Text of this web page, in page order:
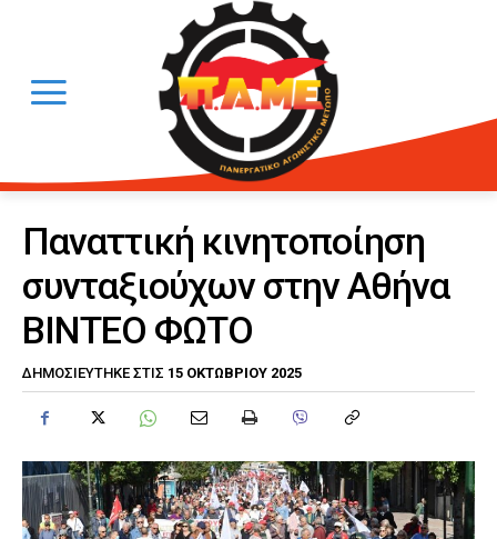
Παναττική κινητοποίηση
συνταξιούχων στην Αθήνα
ΒΙΝΤΕΟ ΦΩΤΟ
ΔΗΜΟΣΙΕΎΤΗΚΕ ΣΤΙΣ 15 ΟΚΤΩΒΡΊΟΥ 2025